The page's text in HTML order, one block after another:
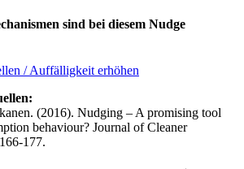
sind bei diesem Nudge
/ Auffälligkeit erhöhen
(2016). Nudging – A promising tool
behaviour? Journal of Cleaner
177.